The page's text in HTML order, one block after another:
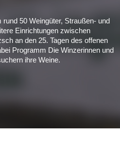
50 Weingüter, Straußen- und
Einrichtungen zwischen
an den 25. Tagen des offenen
Programm Die Winzerinnen und
ihre Weine.